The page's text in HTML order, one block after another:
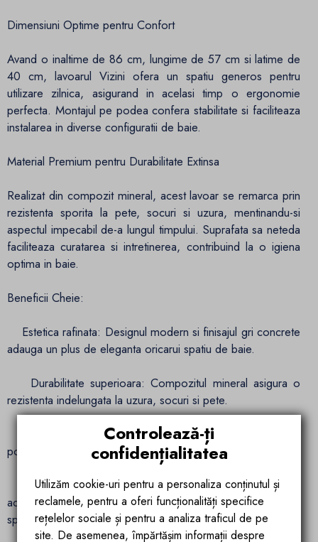
Dimensiuni Optime pentru Confort
Avand o inaltime de 86 cm, lungime de 57 cm si latime de
40 cm, lavoarul Vizini ofera un spatiu generos pentru
utilizare zilnica, asigurand in acelasi timp o ergonomie
perfecta. Montajul pe podea confera stabilitate si faciliteaza
instalarea in diverse configuratii de baie.​
Material Premium pentru Durabilitate Extinsa
Realizat din compozit mineral, acest lavoar se remarca prin
rezistenta sporita la pete, socuri si uzura, mentinandu-si
aspectul impecabil de-a lungul timpului. Suprafata sa neteda
faciliteaza curatarea si intretinerea, contribuind la o igiena
optima in baie.​
Beneficii Cheie:
Estetica rafinata: Designul modern si finisajul gri concrete
adauga un plus de eleganta oricarui spatiu de baie.​
Durabilitate superioara: Compozitul mineral asigura o
rezistenta indelungata la uzura, socuri si pete.​
Functionalitate: Dimensiunile generoase si montajul pe
podea ofera confort si stabilitate in utilizare.​
Versatilitate in design: Se potriveste perfect cu diverse
accesorii si decoratiuni, permitandu-ti sa personalizezi
spatiul dupa preferinte.​
Controlează-ți
confidențialitatea
Utilizăm cookie-uri pentru a personaliza conținutul și
reclamele, pentru a oferi funcționalități specifice
rețelelor sociale și pentru a analiza traficul de pe
site. De asemenea, împărtășim informații despre